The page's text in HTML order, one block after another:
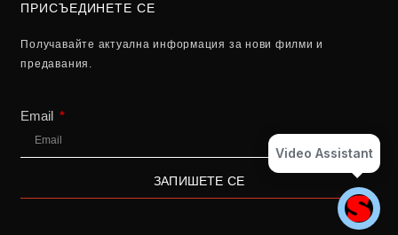
ПРИСЪЕДИНЕТЕ СЕ
Получавайте актуална информация за нови филми и
предавания.
Email
ЗАПИШЕТЕ СЕ
Video Assistant